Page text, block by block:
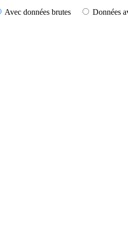
Avec données brutes Données